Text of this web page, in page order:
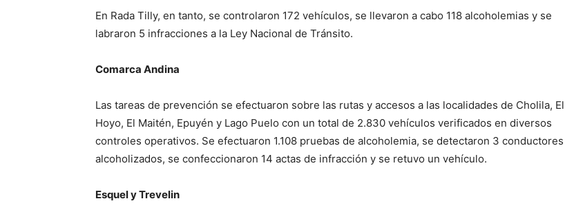
En Rada Tilly, en tanto, se controlaron 172 vehículos, se llevaron a cabo 118 alcoholemias y se
labraron 5 infracciones a la Ley Nacional de Tránsito.
Comarca Andina
Las tareas de prevención se efectuaron sobre las rutas y accesos a las localidades de Cholila, El
Hoyo, El Maitén, Epuyén y Lago Puelo con un total de 2.830 vehículos verificados en diversos
controles operativos. Se efectuaron 1.108 pruebas de alcoholemia, se detectaron 3 conductores
alcoholizados, se confeccionaron 14 actas de infracción y se retuvo un vehículo.
Esquel y Trevelin